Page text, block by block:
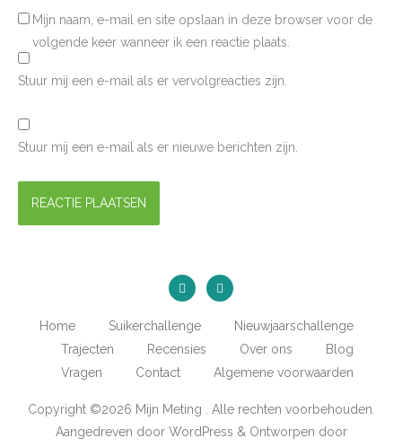
Mijn naam, e-mail en site opslaan in deze browser voor de
volgende keer wanneer ik een reactie plaats.
Stuur mij een e-mail als er vervolgreacties zijn.
Stuur mij een e-mail als er nieuwe berichten zijn.
Home Suikerchallenge
Nieuwjaarschallenge
Trajecten
Recensies Over ons
Blog
Vragen
Contact Algemene voorwaarden
Copyright ©2026 Mijn Meting . Alle rechten voorbehouden.
Aangedreven door WordPress & Ontworpen door